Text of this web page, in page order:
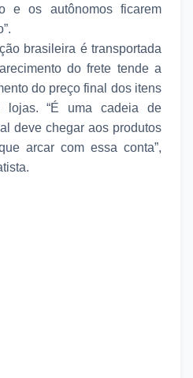
e os autônomos ficarem
brasileira é transportada
do frete tende a
do preço final dos itens
lojas. “É uma cadeia de
deve chegar aos produtos
arcar com essa conta”,